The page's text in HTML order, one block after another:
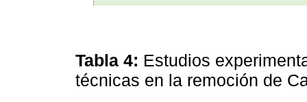
Tabla 4: Estudios
técnicas en la remoción de